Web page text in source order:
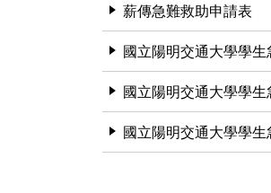
薪傳急難救助申請表
國立陽明交通大學學
國立陽明交通大學學
國立陽明交通大學學